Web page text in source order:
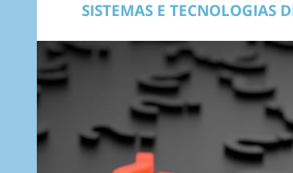
SISTEMAS E TECNOLOGIAS